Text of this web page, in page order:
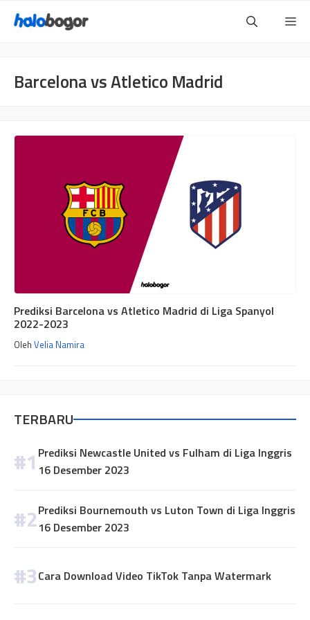
Barcelona vs Atletico Madrid
Prediksi Barcelona vs Atletico Madrid di Liga Spanyol
2022-2023
Oleh Velia Namira
TERBARU
Prediksi Newcastle United vs Fulham di Liga Inggris
16 Desember 2023
Prediksi Bournemouth vs Luton Town di Liga Inggris
16 Desember 2023
Cara Download Video TikTok Tanpa Watermark